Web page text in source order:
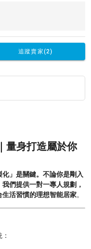
追蹤賣家(2)
量身打造屬於你
化」是關鍵。不論你是剛入
們提供一對一專人規劃，
活習慣的理想智能居家。